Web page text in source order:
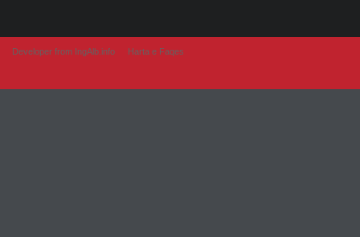
Developer from IngAlb.info Harta e Faqes